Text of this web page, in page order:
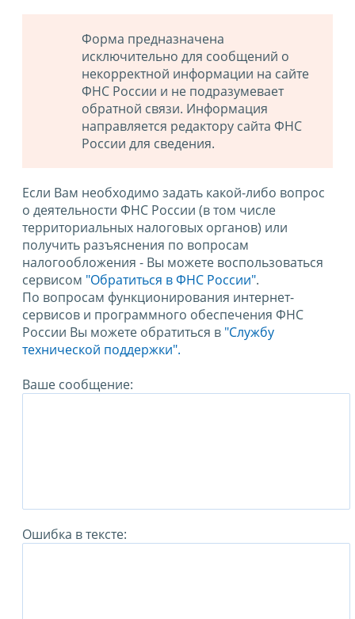
Форма предназначена
исключительно для сообщений о
некорректной информации на сайте
ФНС России и не подразумевает
обратной связи. Информация
направляется редактору сайта ФНС
России для сведения.
Если Вам необходимо задать какой-либо вопрос
о деятельности ФНС России (в том числе
территориальных налоговых органов) или
получить разъяснения по вопросам
налогообложения - Вы можете воспользоваться
сервисом "Обратиться в ФНС России".
По вопросам функционирования интернет-
сервисов и программного обеспечения ФНС
России Вы можете обратиться в "Службу
технической поддержки".
Ваше сообщение:
Ошибка в тексте: